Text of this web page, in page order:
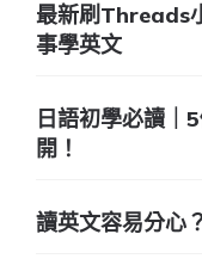
最新刷Threads
事學英文
日語初學必讀｜
開！
讀英文容易分心